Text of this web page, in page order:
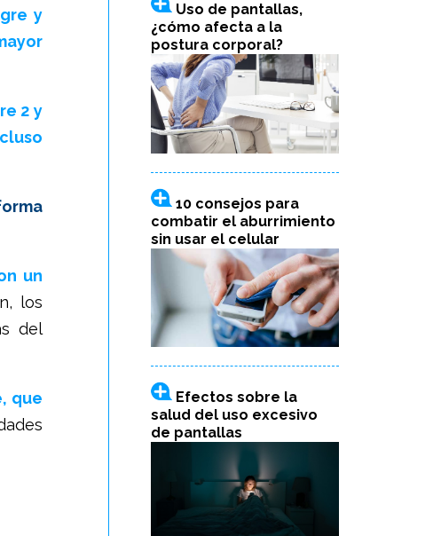
y
2 y
un
los
del
que
Uso de pantallas,
¿cómo afecta a la
postura corporal?
10 consejos para
combatir el aburrimiento
sin usar el celular
Efectos sobre la
salud del uso excesivo
de pantallas